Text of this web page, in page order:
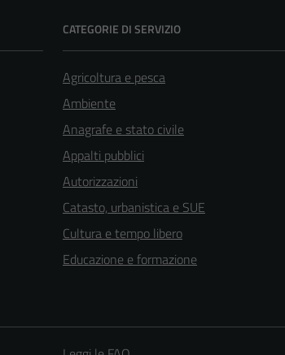
CATEGORIE DI SERVIZIO
Agricoltura e pesca
Ambiente
Anagrafe e stato civile
Appalti pubblici
Autorizzazioni
Catasto, urbanistica e SUE
Cultura e tempo libero
Educazione e formazione